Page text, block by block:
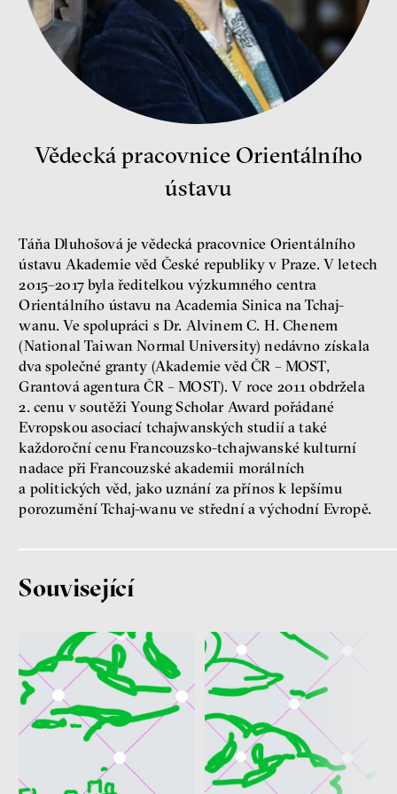
Jeffrey A. Winters
Petr Bittner
peníze demokracie
Nová pravidla
Ondřej Slačálek
Miroslav Palanský
Lucie Trlifajová
Kateřina Smejkalová
nerovnost ekonomika
Fotogalerie IF 2025
Seznamky, skinnyTok a nový
konzervatismus: mapa
Vědecká pracovnice Orientálního
ústavu
Táňa Dluhošová je vědecká pracovnice Orientálního
ústavu Akademie věd České republiky v Praze. V letech
2015–2017 byla ředitelkou výzkumného centra
Orientálního ústavu na Academia Sinica na Tchaj-
wanu. Ve spolupráci s Dr. Alvinem C. H. Chenem
(National Taiwan Normal University) nedávno získala
dva společné granty (Akademie věd ČR – MOST,
Grantová agentura ČR – MOST). V roce 2011 obdržela
2. cenu v soutěži Young Scholar Award pořádané
Evropskou asociací tchajwanských studií a také
každoroční cenu Francouzsko-tchajwanské kulturní
nadace při Francouzské akademii morálních
a politických věd, jako uznání za přínos k lepšímu
porozumění Tchaj-wanu ve střední a východní Evropě.
Související